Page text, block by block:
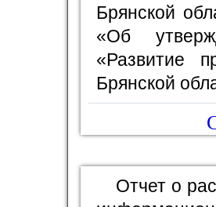
Брянской
«Об
«Развитие
Брянской
Отчет о